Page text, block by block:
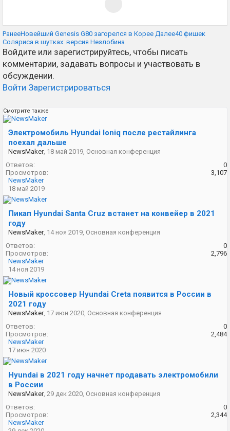
РанееНовейший Genesis G80 загорелся в Корее Далее40 фишек
Соляриса в шутках: версия Незлобина
Войдите или зарегистрируйтесь, чтобы писать
комментарии, задавать вопросы и участвовать в
обсуждении.
Войти Зарегистрироваться
Смотрите также
Электромобиль Hyundai Ioniq после рестайлинга
поехал дальше
NewsMaker, 18 май 2019 Основная конференция
Ответов:
0
Просмотров:
3,107
NewsMaker
18 май 2019
Пикап Hyundai Santa Cruz встанет на конвейер в 2021
году
NewsMaker, 14 ноя 2019 Основная конференция
Ответов:
0
Просмотров:
2,796
NewsMaker
14 ноя 2019
Новый кроссовер Hyundai Creta появится в России в
2021 году
NewsMaker, 17 июн 2020 Основная конференция
Ответов:
0
Просмотров:
2,484
NewsMaker
17 июн 2020
Hyundai в 2021 году начнет продавать электромобили
в России
NewsMaker, 29 дек 2020 Основная конференция
Ответов:
0
Просмотров:
2,344
NewsMaker